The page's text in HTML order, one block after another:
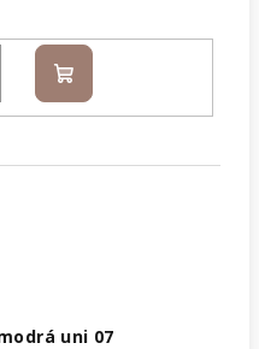
Do
košíku
uni 07